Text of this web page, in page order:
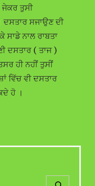
ਜੇਕਰ ਤੁਸੀ
ਸਜਾਉਣ ਦੀ
ਸਾਡੇ ਨਾਲ ਰਾਬਤਾ
ਦਸਤਾਰ ( ਤਾਜ )
ਹੀ ਨਹੀਂ ਤੁਸੀਂ
ਵਿੱਚ ਵੀ ਦਸਤਾਰ
ਹੋ ।